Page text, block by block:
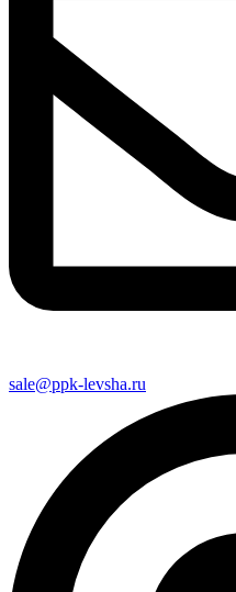
sale@ppk-levsha.ru